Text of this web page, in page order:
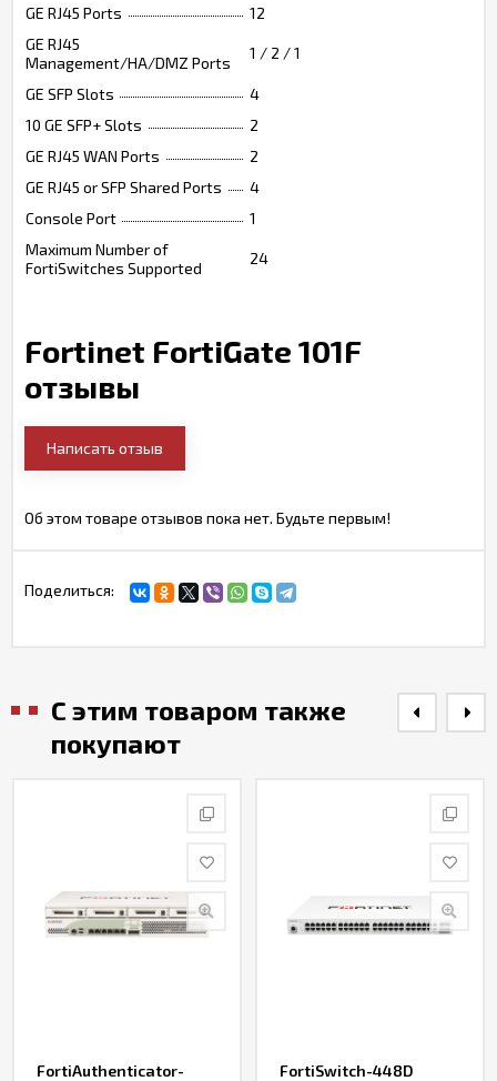
GE RJ45 Ports
12
GE RJ45
Management/HA/DMZ Ports
1 / 2 / 1
GE SFP Slots
4
10 GE SFP+ Slots
2
GE RJ45 WAN Ports
2
GE RJ45 or SFP Shared Ports
4
Console Port
1
Maximum Number of
FortiSwitches Supported
24
Fortinet FortiGate 101F
отзывы
Написать отзыв
Об этом товаре отзывов пока нет. Будьте первым!
Поделиться:
С этим товаром также
покупают
FortiAuthenticator-
FortiSwitch-448D